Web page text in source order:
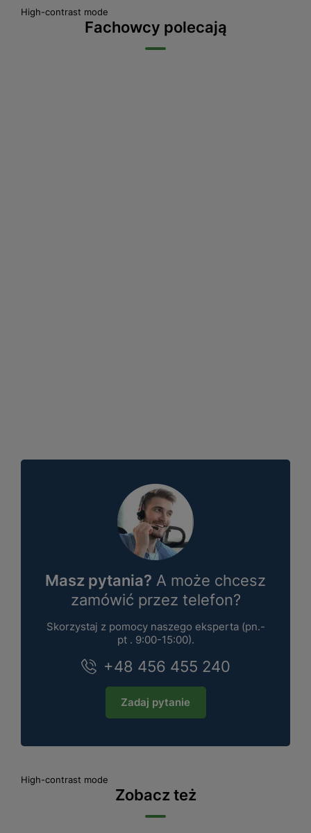
High-contrast mode
Fachowcy polecają
Masz pytania? A może chcesz
zamówić przez telefon?
Skorzystaj z pomocy naszego eksperta (pn.-
pt . 9:00-15:00).
+48 456 455 240
Zadaj pytanie
High-contrast mode
Zobacz też